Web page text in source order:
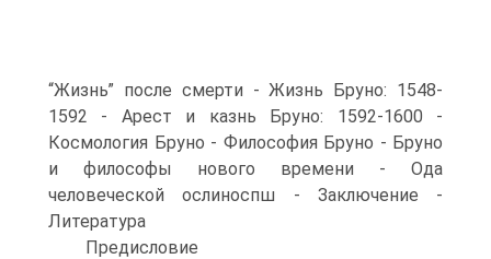
“Жизнь” после смерти - Жизнь Бруно: 1548-
1592 - Арест и казнь Бруно: 1592-1600 -
Космология Бруно - Философия Бруно - Бруно
и философы нового времени - Ода
человеческой ослиноспш - Заключение -
Литература
Предисловие